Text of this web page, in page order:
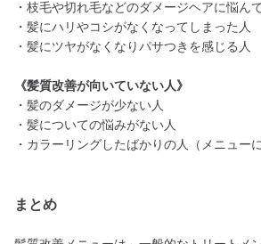
・枝毛や切れ毛などのダメージヘアに悩ん
・髪にハリやコシがなくなってしまった人
・髪にツヤがなくなりパサつきを感じる人
《髪質改善が向いていない人》
・髪のダメージが少ない人
・髪についての悩みがない人
・カラーリングしたばかりの人（メニュー
まとめ